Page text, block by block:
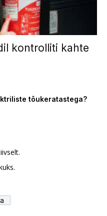
kontrolliti kahte
tõukeratastega?